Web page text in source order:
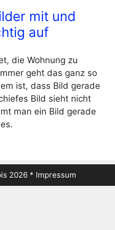
mit und
auf
die Wohnung zu
geht das ganz so
ist, dass Bild gerade
Bild sieht nicht
man ein Bild gerade
2026 * Impressum